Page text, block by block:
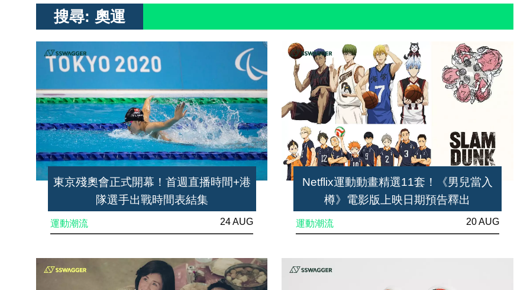
搜尋: 奧運
東京殘奧會正式開幕！首週直播時間+港
隊選手出戰時間表結集
運動潮流 24 AUG
Netflix運動動畫精選11套！《男兒當入
樽》電影版上映日期預告釋出
運動潮流 20 AUG